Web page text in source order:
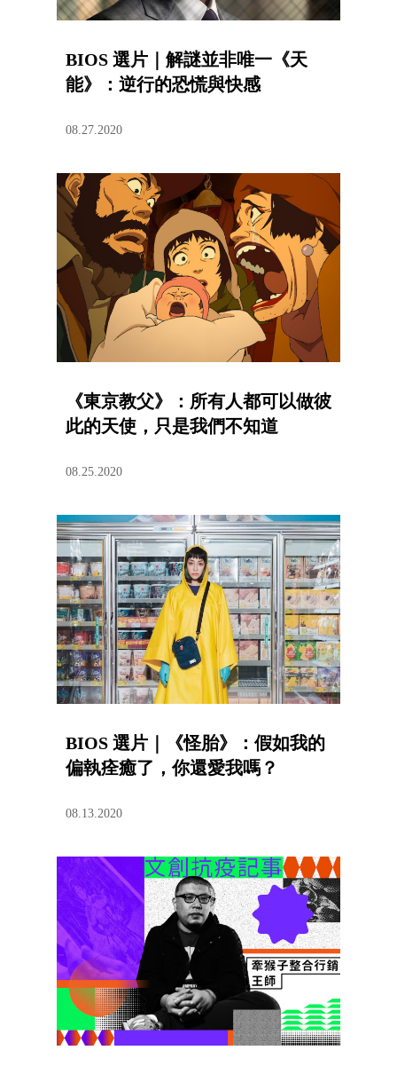
BIOS 選片｜解謎並非唯一《天
能》：逆行的恐慌與快感
08.27.2020
《東京教父》：所有人都可以做彼
此的天使，只是我們不知道
08.25.2020
BIOS 選片｜《怪胎》：假如我的
偏執痊癒了，你還愛我嗎？
08.13.2020